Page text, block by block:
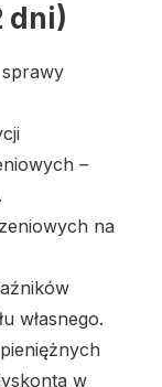
dni)
–
na
własnego.
w